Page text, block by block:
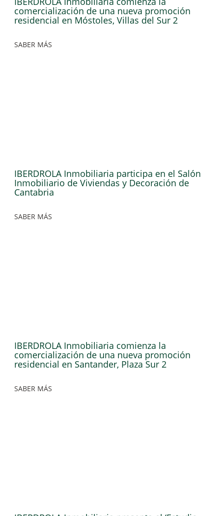
comercialización de una nueva promoción
residencial en Móstoles, Villas del Sur 2
SABER MÁS
IBERDROLA Inmobiliaria participa en el Salón
Inmobiliario de Viviendas y Decoración de
Cantabria
SABER MÁS
IBERDROLA Inmobiliaria comienza la
comercialización de una nueva promoción
residencial en Santander, Plaza Sur 2
SABER MÁS